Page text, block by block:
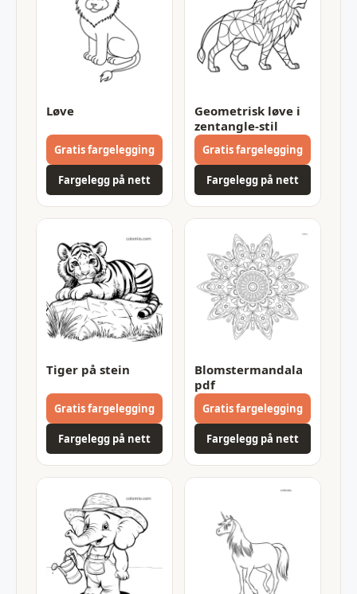
Løve
Gratis fargelegging
Fargelegg på nett
Geometrisk løve i
zentangle-stil
Gratis fargelegging
Fargelegg på nett
Tiger på stein
Gratis fargelegging
Fargelegg på nett
Blomstermandala
pdf
Gratis fargelegging
Fargelegg på nett